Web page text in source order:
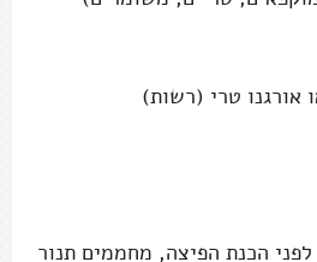
אורגנו טרי (רשות)
הכנת הפיצה, מחממים תנור